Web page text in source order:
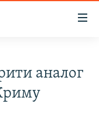
аналог